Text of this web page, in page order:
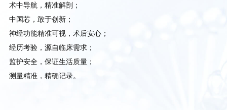
术中导航，精准解剖；
中国芯，敢于创新；
神经功能精准可视，术后安心；
经历考验，源自临床需求；
监护安全，保证生活质量；
测量精准，精确记录。